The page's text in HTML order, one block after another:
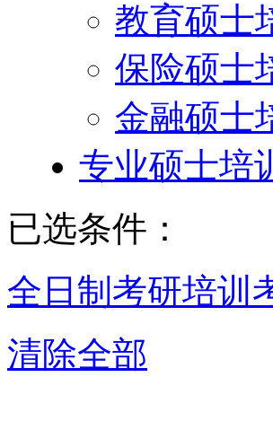
教育硕士
保险硕士
金融硕士
专业硕士培
已选条件：
全日制考研培训
清除全部